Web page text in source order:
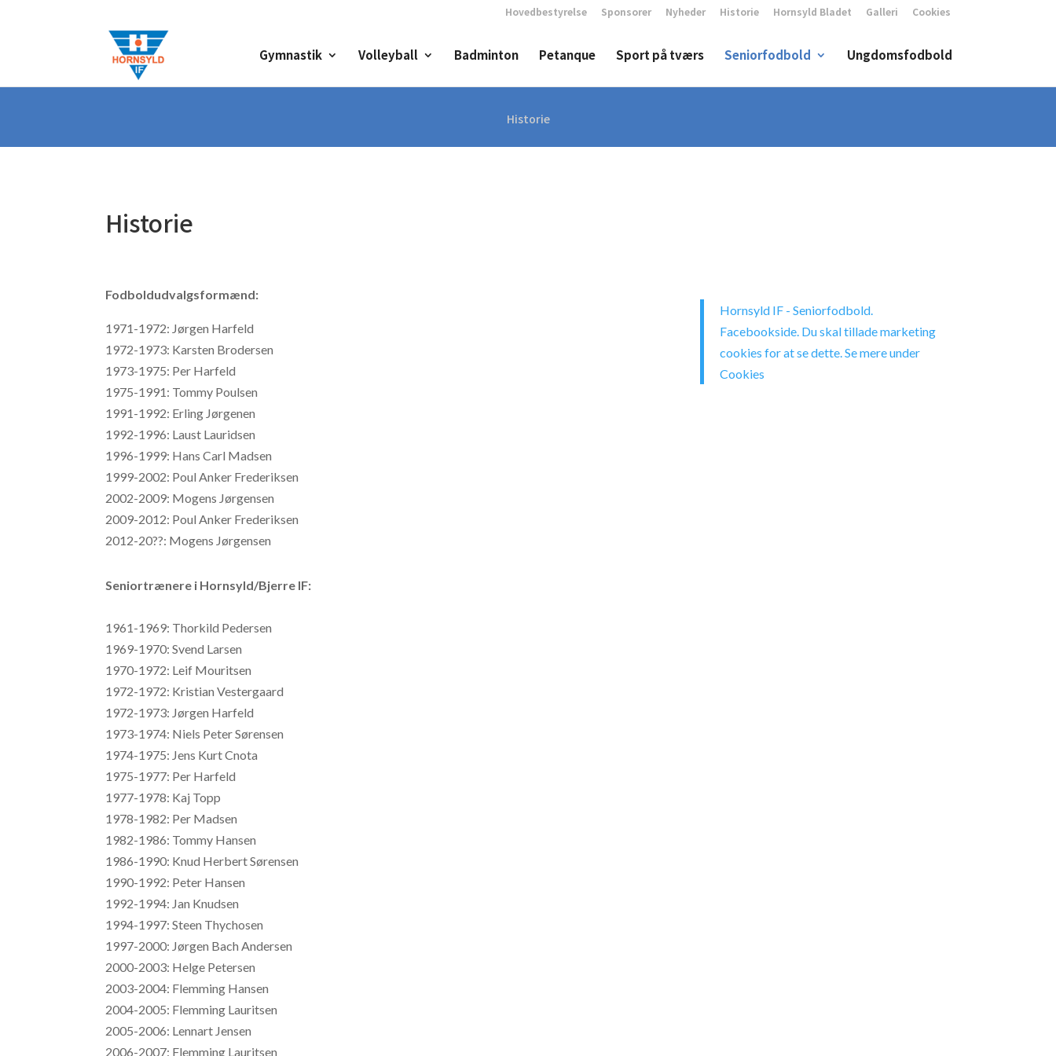
Hovedbestyrelse Sponsorer Nyheder Historie Hornsyld Bladet Galleri Cookies
Gymnastik Volleyball Badminton Petanque Sport på tværs Seniorfodbold Ungdomsfodbold
Historie
Historie
Fodboldudvalgsformænd:
1971-1972: Jørgen Harfeld
1972-1973: Karsten Brodersen
1973-1975: Per Harfeld
1975-1991: Tommy Poulsen
1991-1992: Erling Jørgenen
1992-1996: Laust Lauridsen
1996-1999: Hans Carl Madsen
1999-2002: Poul Anker Frederiksen
2002-2009: Mogens Jørgensen
2009-2012: Poul Anker Frederiksen
2012-20??: Mogens Jørgensen
Seniortrænere i Hornsyld/Bjerre IF:
1961-1969: Thorkild Pedersen
1969-1970: Svend Larsen
1970-1972: Leif Mouritsen
1972-1972: Kristian Vestergaard
1972-1973: Jørgen Harfeld
1973-1974: Niels Peter Sørensen
1974-1975: Jens Kurt Cnota
1975-1977: Per Harfeld
1977-1978: Kaj Topp
1978-1982: Per Madsen
1982-1986: Tommy Hansen
1986-1990: Knud Herbert Sørensen
1990-1992: Peter Hansen
1992-1994: Jan Knudsen
1994-1997: Steen Thychosen
1997-2000: Jørgen Bach Andersen
2000-2003: Helge Petersen
2003-2004: Flemming Hansen
2004-2005: Flemming Lauritsen
2005-2006: Lennart Jensen
2006-2007: Flemming Lauritsen
Hornsyld IF - Seniorfodbold.
Facebookside. Du skal tillade marketing
cookies for at se dette. Se mere under
Cookies